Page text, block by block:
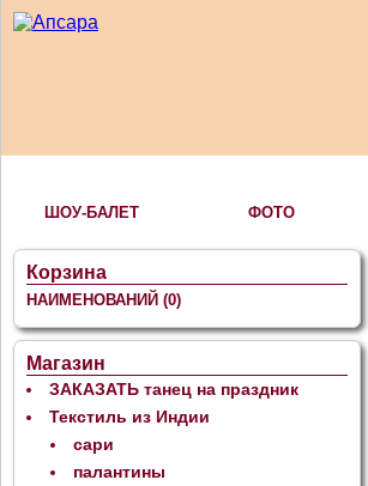
ШОУ-БАЛЕТ ФОТО
Корзина
НАИМЕНОВАНИЙ (0)
Магазин
ЗАКАЗАТЬ танец на праздник
Текстиль из Индии
сари
палантины